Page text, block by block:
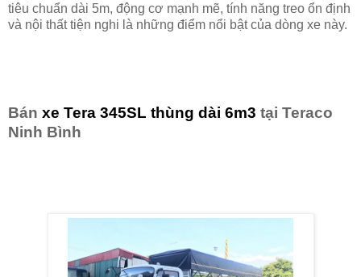
tiêu chuẩn dài 5m, động cơ mạnh mẽ, tính năng treo ổn định
và nội thất tiện nghi là những điểm nổi bật của dòng xe này.
Bán xe Tera 345SL thùng dài 6m3 tại Teraco
Ninh Bình